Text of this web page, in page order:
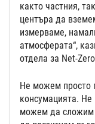
както частния,
центъра да
измерваме,
атмосферата“,
отдела за Net-
Не можем просто
консумацията.
можем да сложим